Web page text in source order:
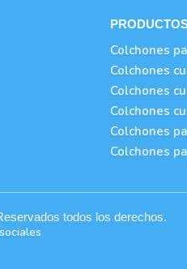
Colchones
Colchones
Colchones
Colchones
Colchones
Colchones
todos los derechos.